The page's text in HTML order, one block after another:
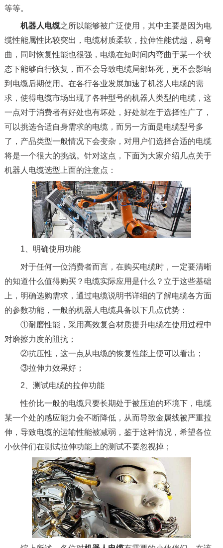
等等。
机器人电缆之所以能够被广泛使用，其中主要是因为电
缆性能属性比较突出，电缆材质柔软，拉伸性能优越，易弯
曲，同时恢复性能也很强，电缆在短时间内弯曲于某一个状
态下能够自行恢复，而不会导致电缆局部坏死，更不会影响
到电缆后期使用。在各行各业发展加速了机器人电缆的需
求，使得电缆市场出现了各种型号的机器人类型的电缆，这
一点对于消费者有好处也有坏处，好处就在于选择性广了，
可以挑选合适自身需求的电缆，而另一方面是电缆型号多
了，产品类型一般情况下会变杂，对用户们选择合适的电缆
将是一个很大的挑战。针对这点，下面为大家介绍几点关于
机器人电缆选型上面的注意点：
1、明确使用功能
对于任何一位消费者而言，在购买电缆时，一定要清晰
的知道什么值得购买？电缆实际应用是什么？立于这些基础
上，明确选购需求，通过电缆说明书详细的了解电缆各方面
的参数功能，一般的机器人电缆具备以下几点优势：
①耐磨性能，采用高效复合材质提升电缆在使用过程中
对磨擦力度的阻抗；
②抗压性，这一点从电缆的恢复性能上便可以看出；
③拉伸力效果好；
2、测试电缆的拉伸功能
性价比一般的电缆只要长期处于被压迫的环境下，电缆
某一个处的感应能力会不断降低，从而导致金属线被严重拉
伸，导致电缆的运输性能被减弱，鉴于这种情况，希望各位
小伙伴们在测试拉伸功能上的测试不要忽视掉；